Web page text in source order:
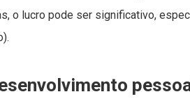
o lucro pode ser significativo,